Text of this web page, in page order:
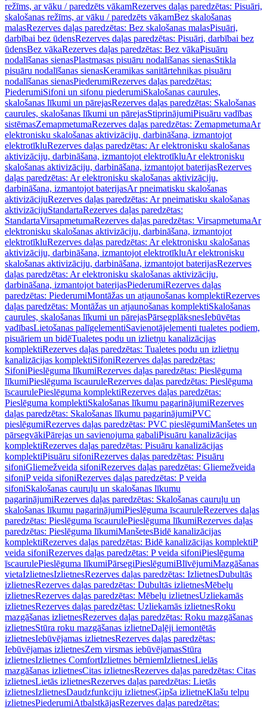
režīms, ar vāku / paredzēts vākamRezerves daļas paredzētas: Pisuāri,
skalošanas režīms, ar vāku / paredzēts vākamBez skalošanas
malasRezerves daļas paredzētas: Bez skalošanas malasPisuāri,
darbībai bez ūdensRezerves daļas paredzētas: Pisuāri, darbībai bez
ūdensBez vākaRezerves daļas paredzētas: Bez vākaPisuāru
nodalīšanas sienasPlastmasas pisuāru nodalīšanas sienasStikla
pisuāru nodalīšanas sienasKeramikas sanitārtehnikas pisuāru
nodalīšanas sienasPiederumiRezerves daļas paredzētas:
PiederumiSifoni un sifonu piederumiSkalošanas caurules,
skalošanas līkumi un pārejasRezerves daļas paredzētas: Skalošanas
caurules, skalošanas līkumi un pārejasStiprinājumiPisuāru vadības
sistēmasZemapmetumaRezerves daļas paredzētas: ZemapmetumaAr
elektronisku skalošanas aktivizāciju, darbināšana, izmantojot
elektrotīkluRezerves daļas paredzētas: Ar elektronisku skalošanas
aktivizāciju, darbināšana, izmantojot elektrotīkluAr elektronisku
skalošanas aktivizāciju, darbināšana, izmantojot baterijasRezerves
daļas paredzētas: Ar elektronisku skalošanas aktivizāciju,
darbināšana, izmantojot baterijasAr pneimatisku skalošanas
aktivizācijuRezerves daļas paredzētas: Ar pneimatisku skalošanas
aktivizācijuStandartaRezerves daļas paredzētas:
StandartaVirsapmetumaRezerves daļas paredzētas: VirsapmetumaAr
elektronisku skalošanas aktivizāciju, darbināšana, izmantojot
elektrotīkluRezerves daļas paredzētas: Ar elektronisku skalošanas
aktivizāciju, darbināšana, izmantojot elektrotīkluAr elektronisku
skalošanas aktivizāciju, darbināšana, izmantojot baterijasRezerves
daļas paredzētas: Ar elektronisku skalošanas aktivizāciju,
darbināšana, izmantojot baterijasPiederumiRezerves daļas
paredzētas: PiederumiMontāžas un atjaunošanas komplektiRezerves
daļas paredzētas: Montāžas un atjaunošanas komplektiSkalošanas
caurules, skalošanas līkumi un pārejasPārsegplāksnesIebūvētas
vadībasLietošanas palīgelementiSavienotājelementi tualetes podiem,
pisuāriem un bidēTualetes podu un izlietņu kanalizācijas
komplektiRezerves daļas paredzētas: Tualetes podu un izlietņu
kanalizācijas komplektiSifoniRezerves daļas paredzētas:
SifoniPieslēguma līkumiRezerves daļas paredzētas: Pieslēguma
līkumiPieslēguma īscauruleRezerves daļas paredzētas: Pieslēguma
īscaurulePieslēguma komplektiRezerves daļas paredzētas:
Pieslēguma komplektiSkalošanas līkumu pagarinājumiRezerves
daļas paredzētas: Skalošanas līkumu pagarinājumiPVC
pieslēgumiRezerves daļas paredzētas: PVC pieslēgumiManšetes un
pārsegvākiPārejas un savienojuma gabaliPisuāru kanalizācijas
komplektiRezerves daļas paredzētas: Pisuāru kanalizācijas
komplektiPisuāru sifoniRezerves daļas paredzētas: Pisuāru
sifoniGliemežveida sifoniRezerves daļas paredzētas: Gliemežveida
sifoniP veida sifoniRezerves daļas paredzētas: P veida
sifoniSkalošanas cauruļu un skalošanas līkumu
pagarinājumiRezerves daļas paredzētas: Skalošanas cauruļu un
skalošanas līkumu pagarinājumiPieslēguma īscauruleRezerves daļas
paredzētas: Pieslēguma īscaurulePieslēguma līkumiRezerves daļas
paredzētas: Pieslēguma līkumiManšetesBidē kanalizācijas
komplektiRezerves daļas paredzētas: Bidē kanalizācijas komplektiP
veida sifoniRezerves daļas paredzētas: P veida sifoniPieslēguma
īscaurulePieslēguma līkumiPārsegiPieslēgumiBlīvējumiMazgāšanas
vietaIzlietnesIzlietnesRezerves daļas paredzētas: IzlietnesDubultās
izlietnesRezerves daļas paredzētas: Dubultās izlietnesMēbeļu
izlietnesRezerves daļas paredzētas: Mēbeļu izlietnesUzliekamās
izlietnesRezerves daļas paredzētas: Uzliekamās izlietnesRoku
mazgāšanas izlietnesRezerves daļas paredzētas: Roku mazgāšanas
izlietnesStūra roku mazgāšanas izlietneDaļēji iemontētās
izlietnesIebūvējamas izlietnesRezerves daļas paredzētas:
Iebūvējamas izlietnesZem virsmas iebūvējamasStūra
izlietnesIzlietnes ComfortIzlietnes bērniemIzlietnesLielās
mazgāšanas izlietnesCitas izlietnesRezerves daļas paredzētas: Citas
izlietnesLietās izlietnesRezerves daļas paredzētas: Lietās
izlietnesIzlietnesDaudzfunkciju izlietnesĢipša izlietneKlašu telpu
izlietnesPiederumiAtbalstkājasRezerves daļas paredzētas: